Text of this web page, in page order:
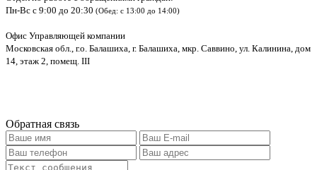
Пн-Вс с 9:00 до 20:30 (Обед: с 13:00 до 14:00)
Офис Управляющей компании
Московская обл., г.о. Балашиха, г. Балашиха, мкр. Саввино, ул. Калинина, дом
14, этаж 2, помещ. III
Обратная связь